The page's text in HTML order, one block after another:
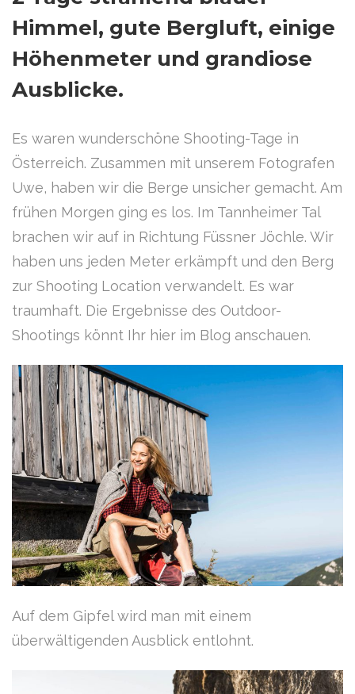
Himmel, gute Bergluft, einige
Höhenmeter und grandiose
Ausblicke.
Es waren wunderschöne Shooting-Tage in
Österreich. Zusammen mit unserem Fotografen
Uwe, haben wir die Berge unsicher gemacht. Am
frühen Morgen ging es los. Im Tannheimer Tal
brachen wir auf in Richtung Füssner Jöchle. Wir
haben uns jeden Meter erkämpft und den Berg
zur Shooting Location verwandelt. Es war
traumhaft. Die Ergebnisse des Outdoor-
Shootings könnt Ihr hier im Blog anschauen.
Auf dem Gipfel wird man mit einem
überwältigenden Ausblick entlohnt.